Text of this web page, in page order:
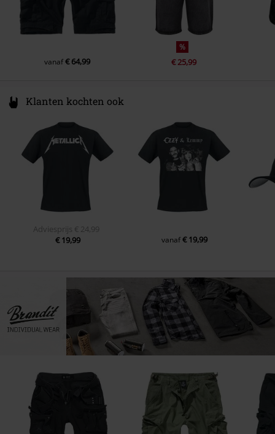
vanaf€ 64,99
%
€ 25,99
Klanten kochten ook
Adviesprijs
€ 24,99
€ 19,99
vanaf€ 19,99